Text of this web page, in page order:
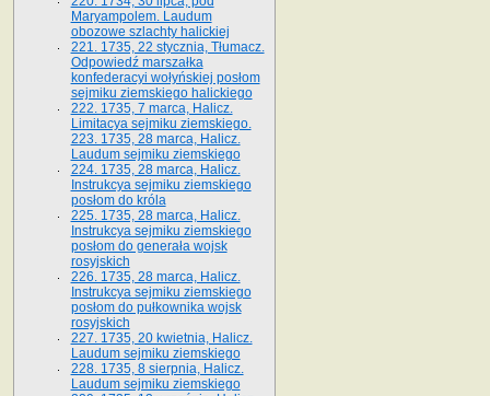
Maryampolem. Laudum
obozowe szlachty halickiej
221. 1735, 22 stycznia, Tłumacz.
Odpowiedź marszałka
konfederacyi wołyńskiej posłom
sejmiku ziemskiego halickiego
222. 1735, 7 marca, Halicz.
Limitacya sejmiku ziemskiego.
223. 1735, 28 marca, Halicz.
Laudum sejmiku ziemskiego
224. 1735, 28 marca, Halicz.
Instrukcya sejmiku ziemskiego
posłom do króla
225. 1735, 28 marca, Halicz.
Instrukcya sejmiku ziemskiego
posłom do generała wojsk
rosyjskich
226. 1735, 28 marca, Halicz.
Instrukcya sejmiku ziemskiego
posłom do pułkownika wojsk
rosyjskich
227. 1735, 20 kwietnia, Halicz.
Laudum sejmiku ziemskiego
228. 1735, 8 sierpnia, Halicz.
Laudum sejmiku ziemskiego